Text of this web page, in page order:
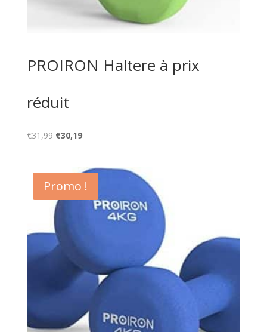
PROIRON Haltere à prix
réduit
€31,99 Le
était :
€31,99.
€30,19Le
est :
€30,19.
Promo !